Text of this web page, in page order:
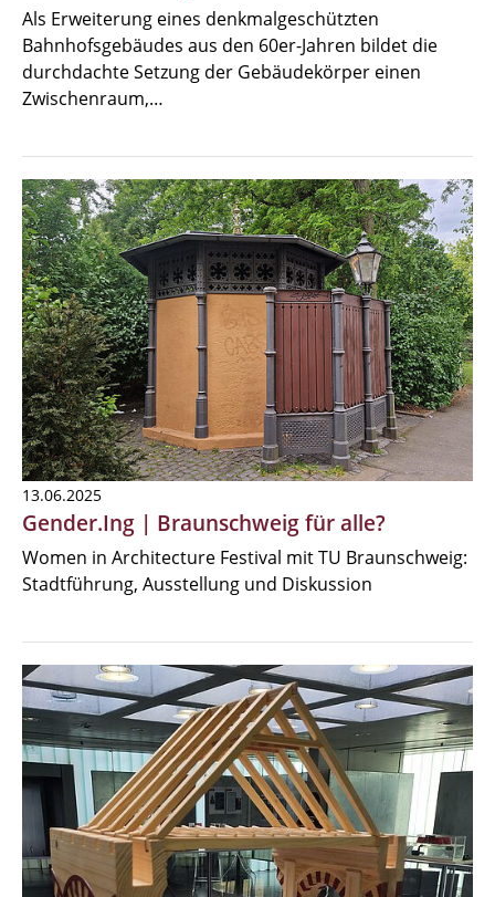
Als Erweiterung eines denkmalgeschützten
Bahnhofsgebäudes aus den 60er-Jahren bildet die
durchdachte Setzung der Gebäudekörper einen
Zwischenraum,…
13.06.2025
Gender.Ing | Braunschweig für alle?
Women in Architecture Festival mit TU Braunschweig:
Stadtführung, Ausstellung und Diskussion